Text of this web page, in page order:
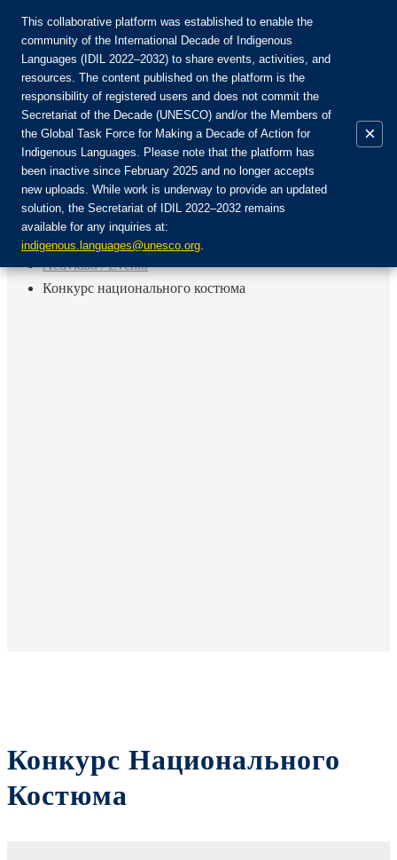
Únete a la comunidad:
Login
ES
EN
FR
RU
Inicio
Actividad / Evento
Конкурс национального костюма
Конкурс Национального
Костюма
This collaborative platform was established to enable the
community of the International Decade of Indigenous
Languages (IDIL 2022–2032) to share events, activities, and
resources. The content published on the platform is the
responsibility of registered users and does not commit the
Secretariat of the Decade (UNESCO) and/or the Members of
the Global Task Force for Making a Decade of Action for
Indigenous Languages. Please note that the platform has
been inactive since February 2025 and no longer accepts
new uploads. While work is underway to provide an updated
solution, the Secretariat of IDIL 2022–2032 remains
available for any inquiries at:
indigenous.languages@unesco.org.
×